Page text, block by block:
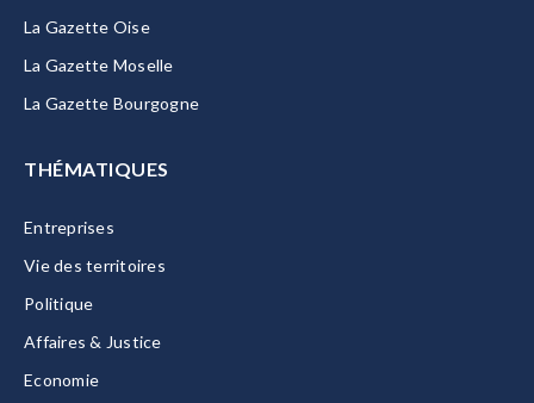
La Gazette Oise
La Gazette Moselle
La Gazette Bourgogne
THÉMATIQUES
Entreprises
Vie des territoires
Politique
Affaires & Justice
Economie